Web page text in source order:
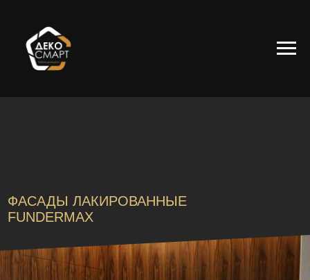
ФАСАДЫ ЛАКИРОВАННЫЕ
FUNDERMAX